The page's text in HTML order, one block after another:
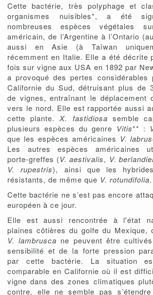
Cette bactérie, très polyphage et
organismes nuisibles*, a été
nombreuses espèces végétales
américain, de l’Argentine à l’Ontario
aussi en Asie (à Taïwan
récemment en Italie. Elle a été décrite
fois sur vigne aux USA en 1892 par
a provoqué des pertes considérables
Californie du Sud, détruisant plus de
de vignes, entraînant le déplacement
vers le nord. Elle est rapportée aussi
cette plante.X. fastidiosa semble
plusieurs espèces du genre Vitis** :
que les espèces américaines V.
Les autres espèces américaines
porte-greffes (V. aestivalis, V.
V. rupestris), ainsi que les
résistants, de même que V. rotundifolia.
Cette bactérie ne s’est pas encore
européen à ce jour.
Elle est aussi rencontrée à l'état
plaines côtières du golfe du Mexique,
V. lambrusca ne peuvent être
sensibilité et de la forte pression
par cette bactérie. La situation
comparable en Californie où il est
vigne dans des zones climatiques
contre, elle ne semble pas